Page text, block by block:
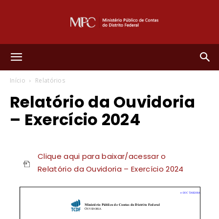
Público
Contas
Início Relatórios
Relatório da Ouvidoria
– Exercício 2024
Clique aqui para baixar/acessar o
Relatório da Ouvidoria – Exercício 2024